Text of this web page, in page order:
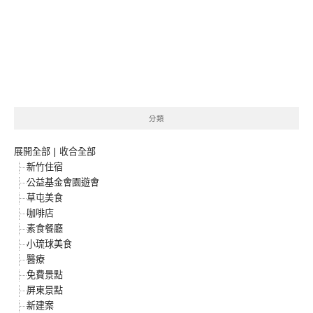
分類
展開全部 | 收合全部
新竹住宿
公益基金會園遊會
草屯美食
咖啡店
素食餐廳
小琉球美食
醫療
免費景點
屏東景點
新建案